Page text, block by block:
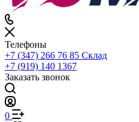
Телефоны
+7 (347) 266 76 85 Склад
+7 (919) 140 1367
Заказать звонок
0